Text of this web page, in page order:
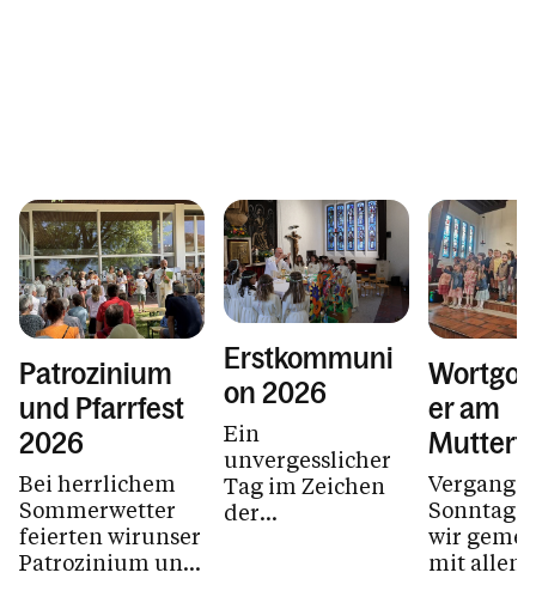
Patrozinium
und Pfarrfest
2026
Bei herrlichem
Sommerwetter
feierten wirunser
Patrozinium und
Erstkommuni
on 2026
Ein
unvergesslicher
Tag im Zeichen
der
er am
Sonntag
wir
mit allen